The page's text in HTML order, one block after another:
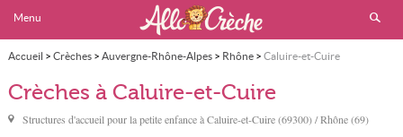
Menu
Accueil > Crèches> Auvergne-Rhône-Alpes> Rhône> Caluire-et-Cuire
Crèches à Caluire-et-Cuire
Structures d'accueil pour la petite enfance àCaluire-et-Cuire(69300) / Rhône (69)